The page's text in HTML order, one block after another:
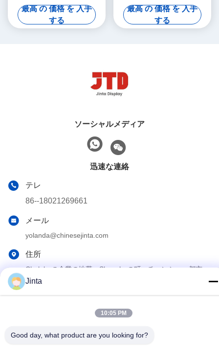
の側面の棚
最高 の 価格 を 入手
する
の陳列だな
最高 の 価格 を 入手
する
ソーシャルメディア
迅速な連絡
テレ
86--18021269661
メール
yolanda@chinesejinta.com
住所
Chelubaの企業の地帯、Shanghuの町、チャンシュー都市、
江蘇省、中国
プライバシーポリシー
Copyright© 2021-2026 Suzhou Jinta Import & Export Co., Ltd . 無
Jinta
10:05 PM
Good day, what product are you looking for?